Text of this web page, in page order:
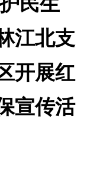
江北支
开展红
宣传活